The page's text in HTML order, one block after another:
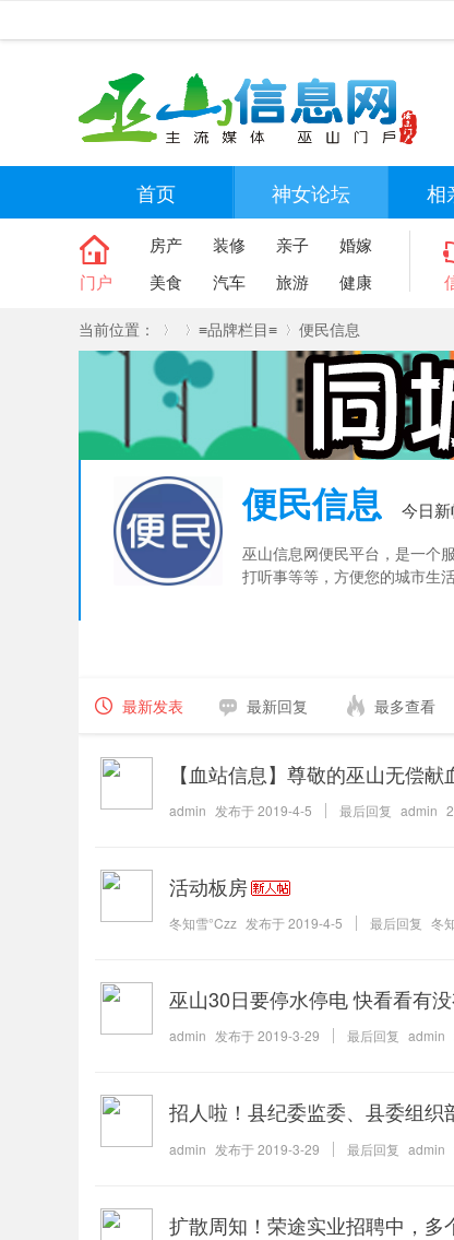
首页 神女论坛 相
门户
房产 装修 亲子
婚嫁
美食
汽车 旅游 健康
当前位置： ≡品牌栏目≡ 便民信息
便民信息 今日新
巫山信息网便民平台，是一个
打听事等等，方便您的城市生活
最新发表 最新回复 最多查看
【血站信息】尊敬的巫山无偿
admin 发布于2019-4-5 最后回复 admin
活动板房
冬知雪°Czz 发布于2019-4-5 最后回复 冬
巫山30日要停水停电 快看看有
admin 发布于2019-3-29 最后回复 admin
招人啦！县纪委监委、县委组
admin 发布于2019-3-29 最后回复 admin
扩散周知！荣途实业招聘中，多